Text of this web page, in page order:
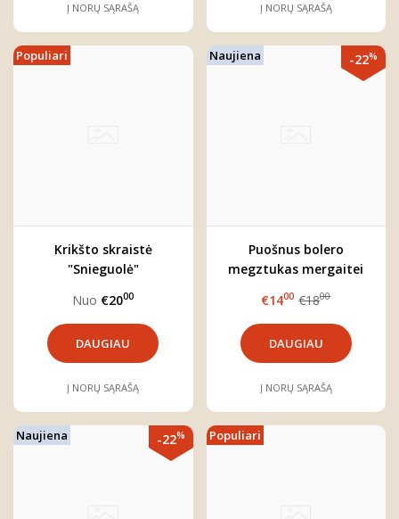
Į NORŲ SĄRAŠĄ Į NORŲ SĄRAŠĄ
Populiari
Krikšto skraistė
"Snieguolė"
Nuo €2000
DAUGIAU
Į NORŲ SĄRAŠĄ
Naujiena -22%
Puošnus bolero
megztukas mergaitei
€1400 €1800
DAUGIAU
Į NORŲ SĄRAŠĄ
Naujiena -22% Populiari